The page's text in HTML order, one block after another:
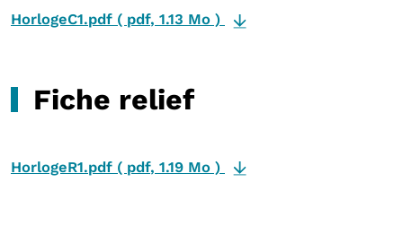
HorlogeC1.pdf ( pdf, 1.13 Mo )
Fiche relief
HorlogeR1.pdf ( pdf, 1.19 Mo )